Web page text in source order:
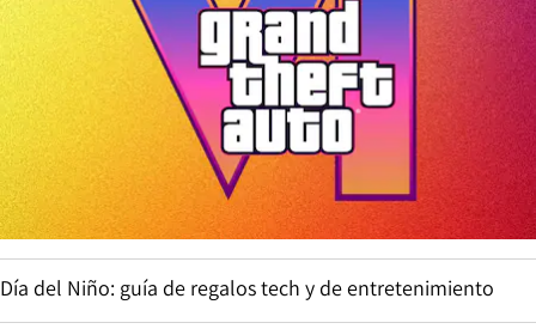
Día del Niño: guía de regalos tech y de entretenimiento